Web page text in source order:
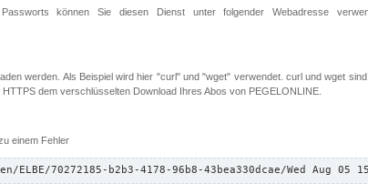
können Sie diesen Dienst unter folgender Webadresse
werden. Als Beispiel wird hier "curl" und "wget" verwendet. curl und wget
dem verschlüsselten Download Ihres Abos von PEGELONLINE.
einem Fehler
70272185-b2b3-4178-96b8-43bea330dcae/Wed Aug 05